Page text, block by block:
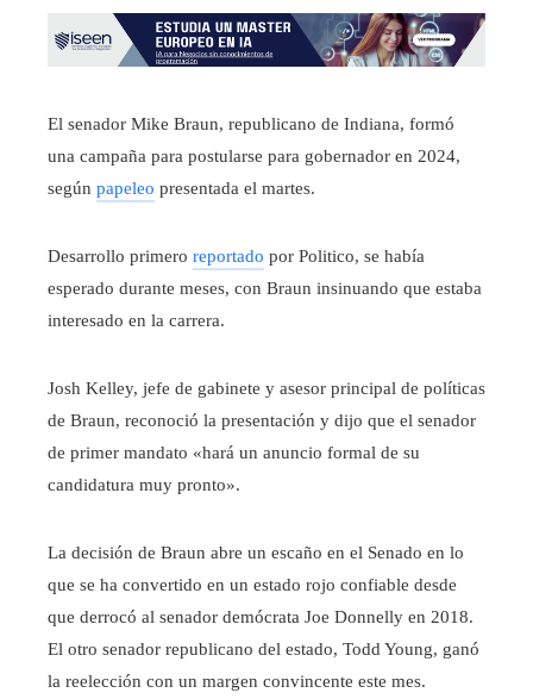
El senador Mike Braun, republicano de Indiana, formó
una campaña para postularse para gobernador en 2024,
según papeleo presentada el martes.
Desarrollo primero reportado por Politico, se había
esperado durante meses, con Braun insinuando que estaba
interesado en la carrera.
Josh Kelley, jefe de gabinete y asesor principal de políticas
de Braun, reconoció la presentación y dijo que el senador
de primer mandato «hará un anuncio formal de su
candidatura muy pronto».
La decisión de Braun abre un escaño en el Senado en lo
que se ha convertido en un estado rojo confiable desde
que derrocó al senador demócrata Joe Donnelly en 2018.
El otro senador republicano del estado, Todd Young, ganó
la reelección con un margen convincente este mes.